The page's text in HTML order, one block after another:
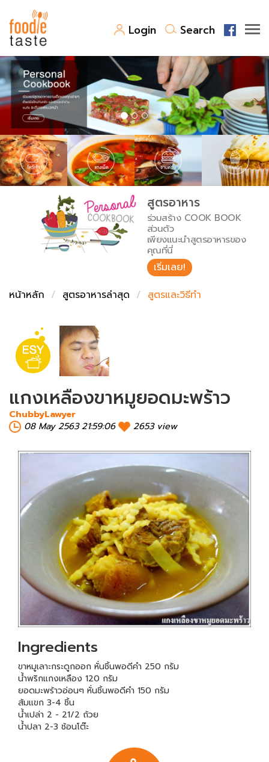
Login Search
สูตรอาหาร
สูตรอาหารล่าสุด
Top Foodie
พาไปชิม
สารพันก้นครัว
เคล็ดลับน่ารู้
เปรียบเทียบหน่วยการตวง
เปรียบเทียบอุณหภูมิ
เปรียบเทียบน้ำหนักวัตถุดิบ
FoodPedia
สร้าง Cookbook
สูตรอาหาร
ร่วมสร้าง COOK BOOK
ส่วนตัว
เพียงแนะนำสูตรอาหารของ
คุณที่นี่
เริ่มเลย!
หน้าหลัก
สูตรอาหารล่าสุด สูตรและวิธีทำ
แกงเหลืองขาหมูยอดมะพร้าว
ChubbyLawyer
08 May 2563 21:59:06
2653 view
Ingredients
ขาหมูเลาะกระดูกออก หั่นชิ้นพอดีคำ 250 กรัม
น้ำพริกแกงเหลือง 120 กรัม
ยอดมะพร้าวอ่อนๆ หั่นชิ้นพอดีคำ 150 กรัม
ส้มแขก 3-4 ชิ้น
น้ำเปล่า 2 - 21/2 ถ้วย
น้ำปลา 2-3 ช้อนโต๊ะ